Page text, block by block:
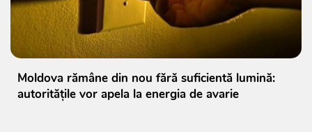
Moldova rămâne din nou fără suficientă lumină:
autoritățile vor apela la energia de avarie